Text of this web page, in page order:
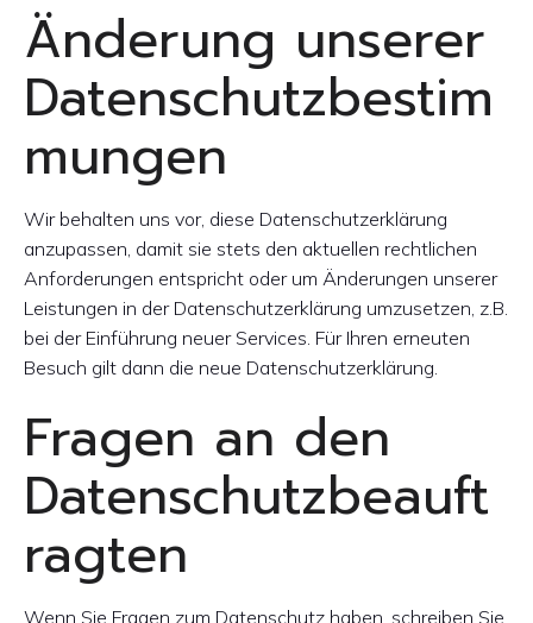
Änderung unserer
Datenschutzbestim
mungen
Wir behalten uns vor, diese Datenschutzerklärung
anzupassen, damit sie stets den aktuellen rechtlichen
Anforderungen entspricht oder um Änderungen unserer
Leistungen in der Datenschutzerklärung umzusetzen, z.B.
bei der Einführung neuer Services. Für Ihren erneuten
Besuch gilt dann die neue Datenschutzerklärung.
Fragen an den
Datenschutzbeauft
ragten
Wenn Sie Fragen zum Datenschutz haben, schreiben Sie